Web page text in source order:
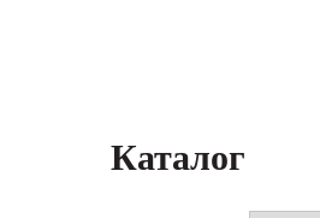
Каталог